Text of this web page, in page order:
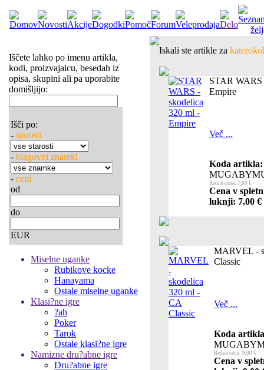
Iščete lahko po imenu artikla,
kodi, proizvajalcu, besedah iz
opisa, skupini ali pa uporabite
domišljijo:
Išči po:
- starosti
- blagovni znamki
- ceni
od
do
EUR
Miselne uganke
Rubikove kocke
Hanayama
Ostale miselne uganke
Klasi?ne igre
?ah
Poker
Tarok
Ostale klasi?ne igre
Namizne dru?abne igre
Dru?abne igre
Iskali ste artikle za
STAR WARS
Empire
Več ...
Koda artikla:
Redna cena: 7,00 €
Cena v
luknji: 7,00 €
MARVEL -
Classic
Več ...
Koda
Redna cena: 9,00 €
Cena v